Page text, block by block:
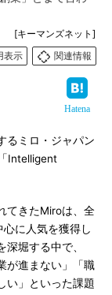
[キーマンズネット]
表示
関連情報
Hatena
るミロ・ジャパン
Intelligent
てきたMiroは、全
に人気を獲得し
堀する中で、
が進まない」「職
い」といった課題